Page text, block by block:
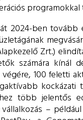
programokkal
2024-ben tovább
Zrt.)
számára kínál
100 feletti
kockázati
több jelentős
–